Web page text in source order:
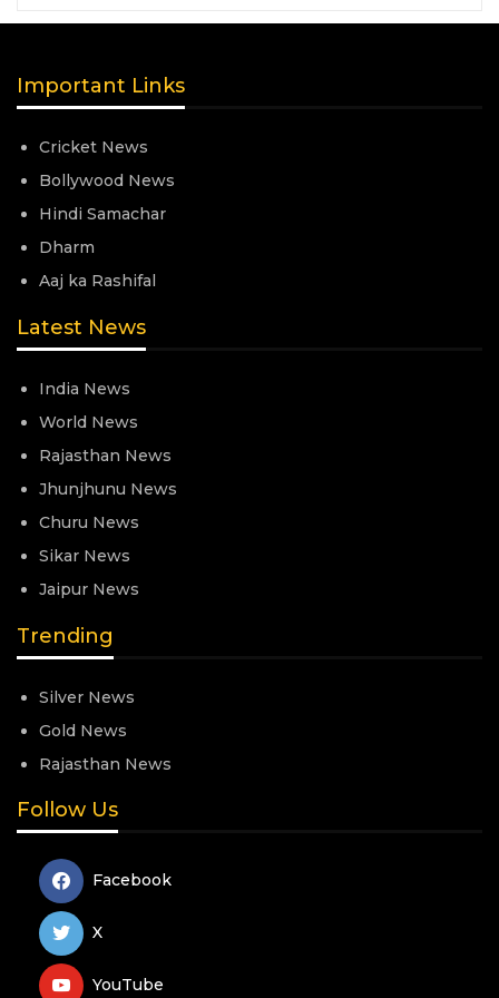
Important Links
Cricket News
Bollywood News
Hindi Samachar
Dharm
Aaj ka Rashifal
Latest News
India News
World News
Rajasthan News
Jhunjhunu News
Churu News
Sikar News
Jaipur News
Trending
Silver News
Gold News
Rajasthan News
Follow Us
Facebook
X
YouTube